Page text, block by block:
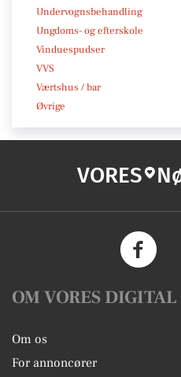
Undervognsbehandling
Ungdoms- og efterskole
Vinduespudser
VVS
Værtshus / bar
Øvrige
VORES
OM VORES DIGITAL
Om os
For annoncører